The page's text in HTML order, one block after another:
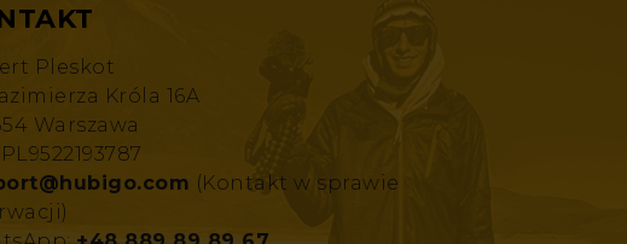
Pleskot
Króla 16A
Warszawa
(Kontakt w sprawie